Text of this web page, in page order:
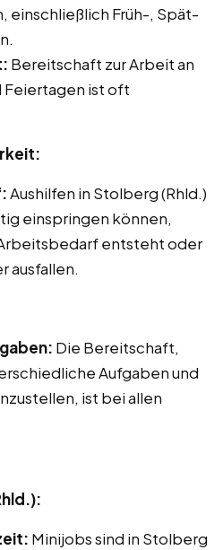
einschließlich Früh-, Spät-
Bereitschaft zur Arbeit an
Feiertagen ist oft
Aushilfen in Stolberg (Rhld.)
einspringen können,
entsteht oder
ausfallen.
Die Bereitschaft,
Aufgaben und
ist bei allen
Minijobs sind in Stolberg